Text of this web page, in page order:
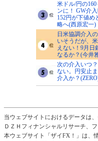
米ドル/円の
ンに！ GW介
152円が下値め
略へ(西原宏一)
日米協調介入
いそうだが、
えない！9月日
なるか？(今井
次の介入いつ
ない。円安止
介入か？
当ウェブサイトにおけるデータは
ＤＺＨフィナンシャルリサーチ、
本ウェブサイト「ザイFX！」は、